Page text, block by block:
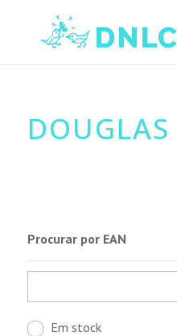
Procurar por EAN
Em stock